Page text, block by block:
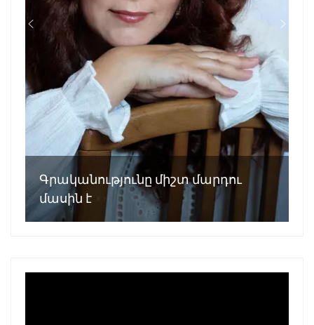
Գրականությունը միշտ մարդու
մասին է